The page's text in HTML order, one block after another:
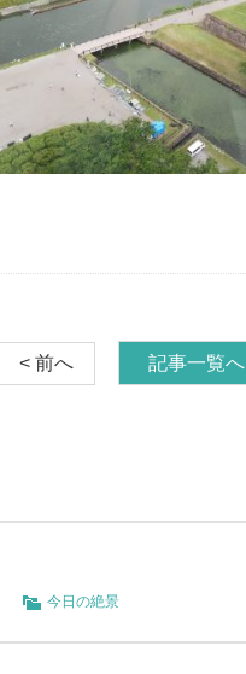
< 前へ 記事一覧へ
今日の絶景